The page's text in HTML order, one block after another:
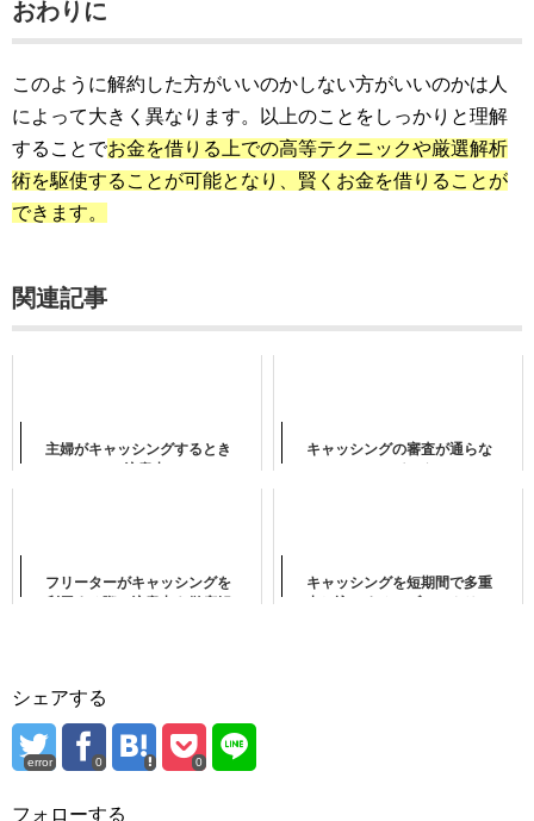
おわりに
このように解約した方がいいのかしない方がいいのかは人
によって大きく異なります。以上のことをしっかりと理解
することでお金を借りる上での高等テクニックや厳選解析
術を駆使することが可能となり、賢くお金を借りることが
できます。
関連記事
主婦がキャッシングするとき
キャッシングの審査が通らな
フリーターがキャッシングを
キャッシングを短期間で多重
シェアする
error 0 0
フォローする